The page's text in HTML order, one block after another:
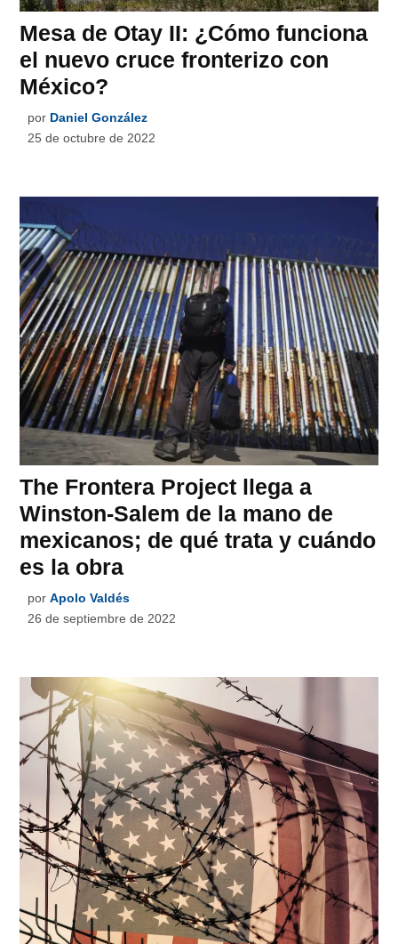
Mesa de Otay II: ¿Cómo funciona
el nuevo cruce fronterizo con
México?
por Daniel González
25 de octubre de 2022
The Frontera Project llega a
Winston-Salem de la mano de
mexicanos; de qué trata y cuándo
es la obra
por Apolo Valdés
26 de septiembre de 2022